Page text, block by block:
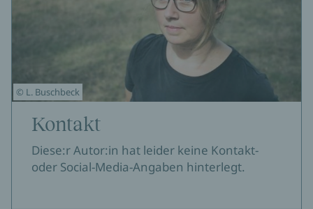
© L. Buschbeck
Kontakt
Diese:r Autor:in hat leider keine Kontakt-
oder Social-Media-Angaben hinterlegt.